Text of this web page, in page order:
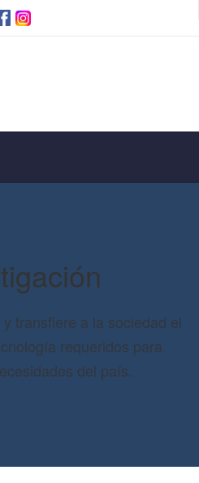
transfiere a la sociedad el
requeridos para
del país.